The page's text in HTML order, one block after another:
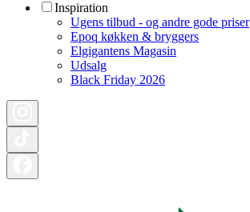
Inspiration
Ugens tilbud - og andre gode priser
Epoq køkken & bryggers
Elgigantens Magasin
Udsalg
Black Friday 2026